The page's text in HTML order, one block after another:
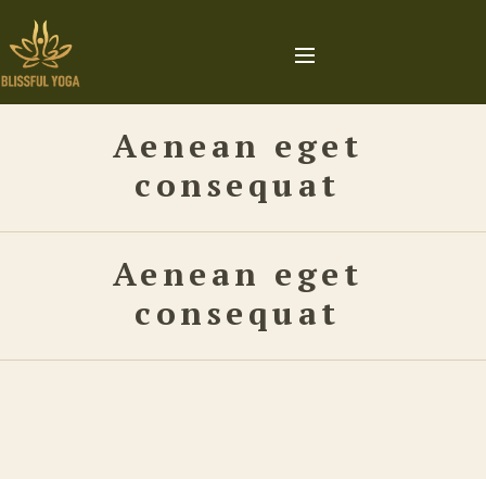
Aenean eget
consequat
Aenean eget
consequat